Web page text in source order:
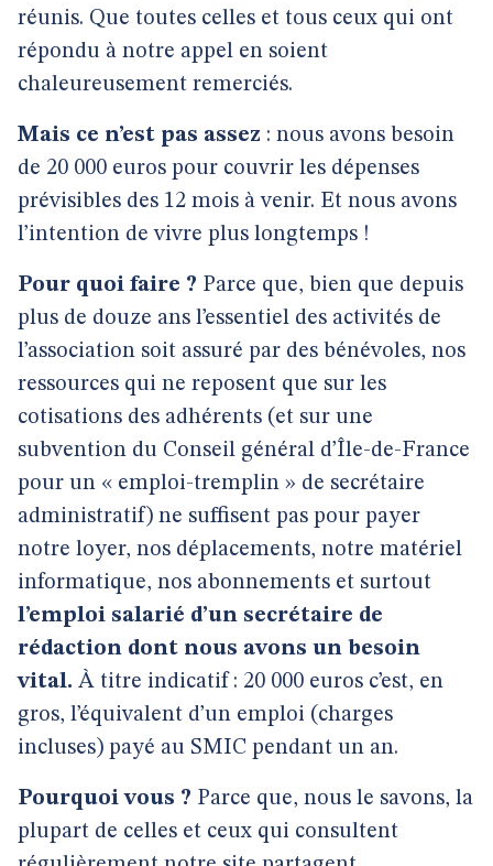
réunis. Que toutes celles et tous ceux qui ont
répondu à notre appel en soient
chaleureusement remerciés.
Mais ce n’est pas assez : nous avons besoin
de 20 000 euros pour couvrir les dépenses
prévisibles des 12 mois à venir. Et nous avons
l’intention de vivre plus longtemps !
Pour quoi faire ? Parce que, bien que depuis
plus de douze ans l’essentiel des activités de
l’association soit assuré par des bénévoles, nos
ressources qui ne reposent que sur les
cotisations des adhérents (et sur une
subvention du Conseil général d’Île-de-France
pour un « emploi-tremplin » de secrétaire
administratif) ne suffisent pas pour payer
notre loyer, nos déplacements, notre matériel
informatique, nos abonnements et surtout
l’emploi salarié d’un secrétaire de
rédaction dont nous avons un besoin
vital. À titre indicatif : 20 000 euros c’est, en
gros, l’équivalent d’un emploi (charges
incluses) payé au SMIC pendant un an.
Pourquoi vous ? Parce que, nous le savons, la
plupart de celles et ceux qui consultent